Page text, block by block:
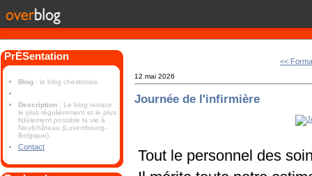
PrÉSentation
Blog : le blog chestrolais
Description : Le blog retrace
le plus régulièrement et le plus
fidèlement possible la vie à
Neufchâteau (Luxembourg-
Belgique).
Contact
<<
12 mai 2026
Journée de l'infirmière
Tout le personnel des